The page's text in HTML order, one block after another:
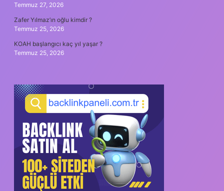
Temmuz 27, 2026
Zafer Yılmaz’ın oğlu kimdir ?
Temmuz 25, 2026
KOAH başlangıcı kaç yıl yaşar ?
Temmuz 25, 2026